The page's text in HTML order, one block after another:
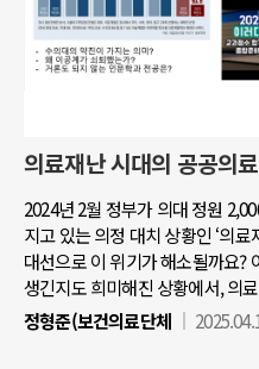
의료재난 시대의 공공의료
2024년 2월 정부가 의대 정원
지고 있는 의정 대치 상황인 ‘의
대선으로 이 위기가 해소될까요?
생긴지도 희미해진 상황에서, 의
정형준(보건의료단체